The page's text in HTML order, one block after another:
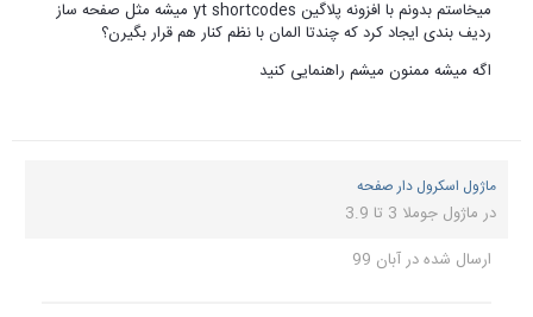
میخاستم بدونم با افزونه پلاگین yt shortcodes میشه مثل صفحه ساز
ردیف بندی ایجاد کرد که چندتا المان با نظم کنار هم قرار بگیرن؟
اگه میشه ممنون میشم راهنمایی کنید
ماژول اسکرول دار صفحه
در ماژول جوملا 3 تا 3.9
ارسال شده درآبان 99